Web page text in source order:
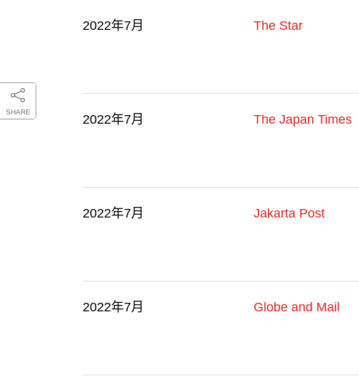
SHARE
2022年7月 The Star
2022年7月 The Japan Times
2022年7月 Jakarta Post
2022年7月 Globe and Mail